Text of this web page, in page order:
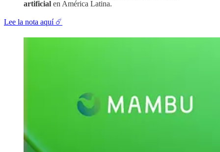
artificial en América Latina.
Lee la nota aquí ☄️